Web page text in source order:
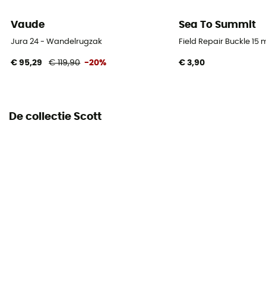
Toegang tot tas
Vaude
Jura 24 - Wandelrugzak
€ 95,29 € 119,90 -20%
Sea To Summit
Field Repair Buckle 15
€ 3,90
De collectie Scott